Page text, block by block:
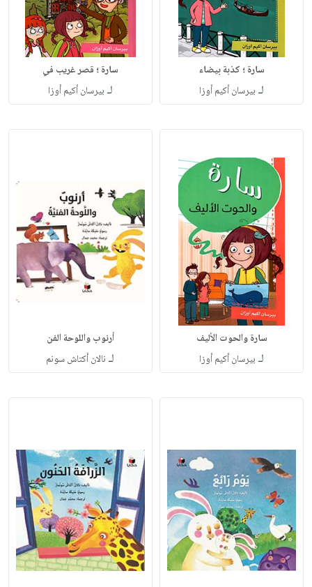
سارة ؛ كذبة بيضاء
لـ بيرسان أكيم أوزا
سارة ؛ قصر غريب في
لـ بيرسان أكيم أوزا
سارة والحوت الأليف
لـ بيرسان أكيم أوزا
أرنوب واللوحة الفن
لـ نالان أكتاش سونم